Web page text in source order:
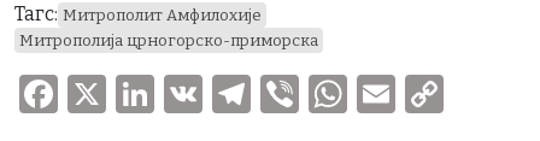
Тагс: Митрополит Амфилохије
Митрополија црногорско-приморска
F
X
Li V
T
V
W E